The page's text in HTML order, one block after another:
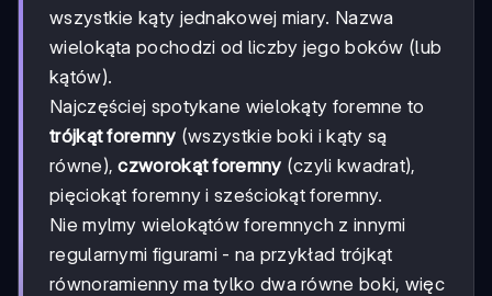
wszystkie kąty jednakowej miary. Nazwa
wielokąta pochodzi od liczby jego boków (lub
kątów).
Najczęściej spotykane wielokąty foremne to
trójkąt foremny (wszystkie boki i kąty są
równe),czworokąt foremny (czyli kwadrat),
pięciokąt foremny i sześciokąt foremny.
Nie mylmy wielokątów foremnych z innymi
regularnymi figurami - na przykład trójkąt
równoramienny ma tylko dwa równe boki, więc